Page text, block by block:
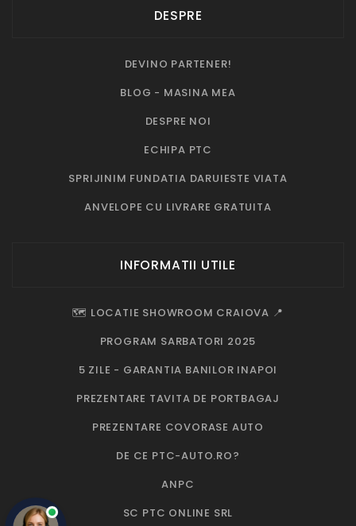
DESPRE
DEVINO PARTENER!
BLOG - MASINA MEA
DESPRE NOI
ECHIPA PTC
SPRIJINIM FUNDATIA DARUIESTE VIATA
ANVELOPE CU LIVRARE GRATUITA
INFORMATII UTILE
🗺️ LOCATIE SHOWROOM CRAIOVA 📍
PROGRAM SARBATORI 2025
5 ZILE - GARANTIA BANILOR INAPOI
PREZENTARE TAVITA DE PORTBAGAJ
PREZENTARE COVORASE AUTO
DE CE PTC-AUTO.RO?
ANPC
SC PTC ONLINE SRL